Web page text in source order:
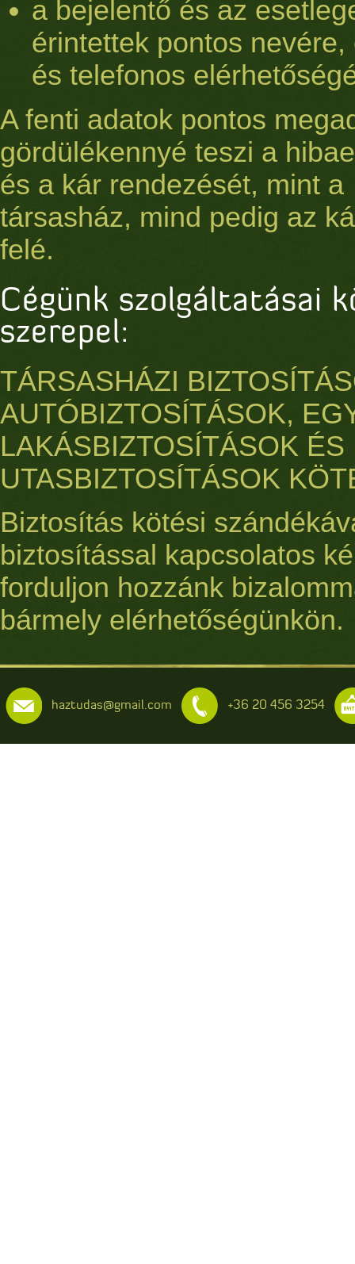
a bejelentő és az
érintettek pontos nevére,
és telefonos
A fenti adatok pontos
gördülékennyé teszi a
és a kár rendezését, mint a
társasház, mind pedig az
felé.
Cégünk szolgáltatásai
szerepel:
TÁRSASHÁZI
AUTÓBIZTOSÍTÁSOK,
LAKÁSBIZTOSÍTÁSOK ÉS
UTASBIZTOSÍTÁSOK
Biztosítás kötési
biztosítással kapcsolatos
forduljon hozzánk
bármely elérhetőségünkön.
haztudas@gmail.com +36 20 456 3254